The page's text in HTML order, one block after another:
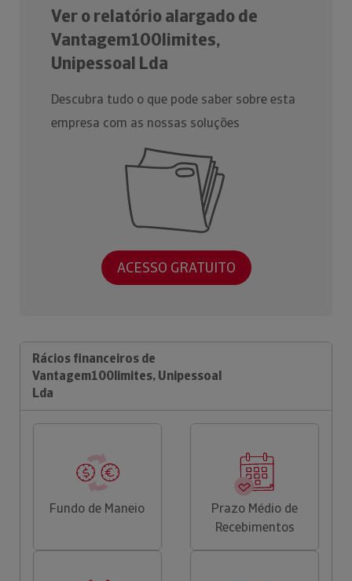
Ver o relatório alargado de
Vantagem100limites,
Unipessoal Lda
Descubra tudo o que pode saber sobre esta
empresa com as nossas soluções
ACESSO GRATUITO
Rácios financeiros de
Vantagem100limites, Unipessoal
Lda
Fundo de Maneio
Prazo Médio de
Recebimentos